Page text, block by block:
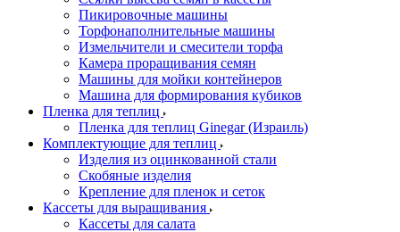
Пикировочные машины
Торфонаполнительные машины
Измельчители и смесители торфа
Камера проращивания семян
Машины для мойки контейнеров
Машина для формирования кубиков
Пленка для теплиц
Пленка для теплиц Ginegar (Израиль)
Комплектующие для теплиц
Изделия из оцинкованной стали
Скобяные изделия
Крепление для пленок и сеток
Кассеты для выращивания
Кассеты для салата